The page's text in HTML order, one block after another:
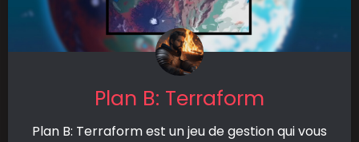
Plan B: Terraform
Plan B: Terraform est un jeu de gestion qui vous